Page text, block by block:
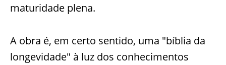
maturidade plena.
A obra é, em certo sentido, uma "bíblia da
longevidade" à luz dos conhecimentos